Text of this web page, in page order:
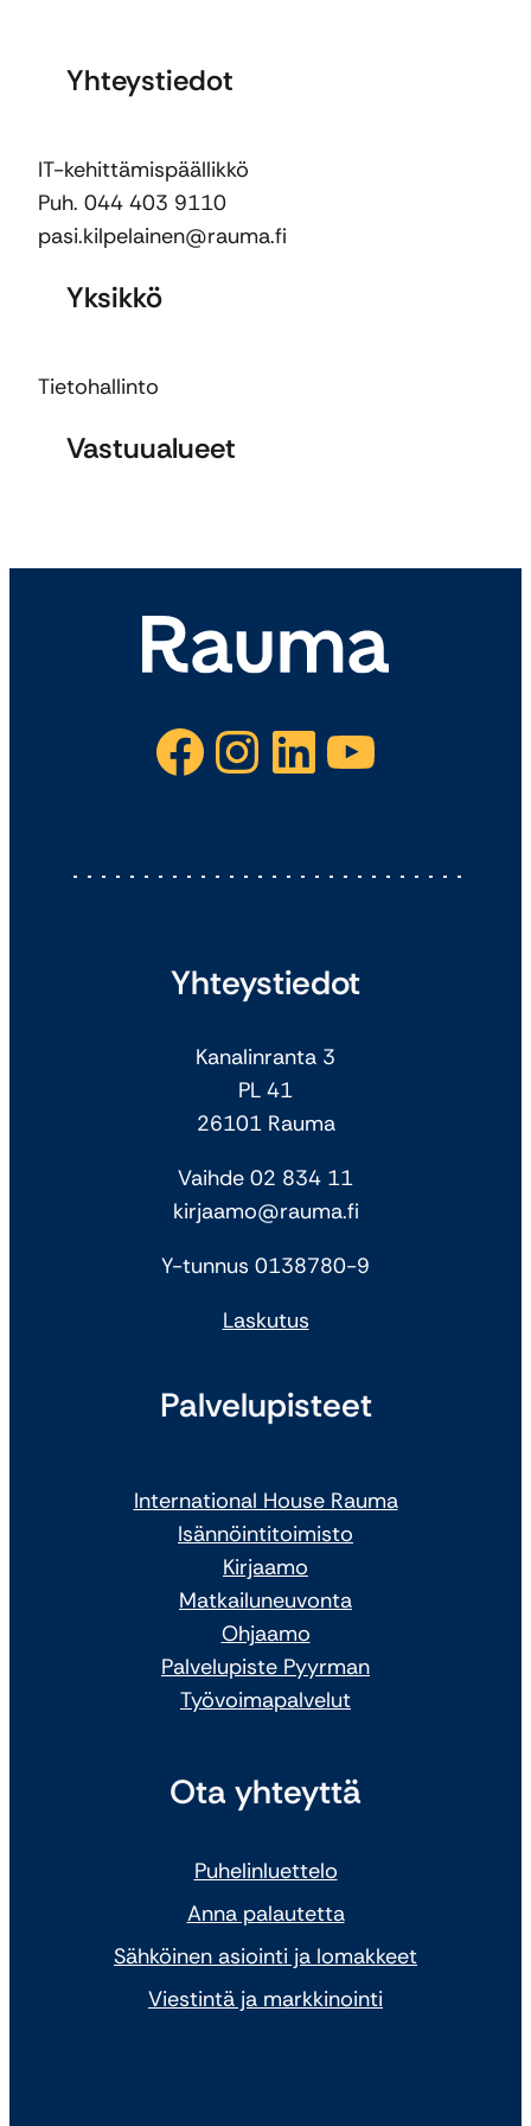
Yhteystiedot
IT-kehittämispäällikkö
Puh. 044 403 9110
pasi.kilpelainen@rauma.fi
Yksikkö
Tietohallinto
Vastuualueet
Facebook Instagram LinkedIn YouTube
Yhteystiedot
Kanalinranta 3
PL 41
26101 Rauma
Vaihde 02 834 11
kirjaamo@rauma.fi
Y-tunnus 0138780-9
Laskutus
Palvelupisteet
International House Rauma
Isännöintitoimisto
Kirjaamo
Matkailuneuvonta
Ohjaamo
Palvelupiste Pyyrman
Työvoimapalvelut
Ota yhteyttä
Puhelinluettelo
Anna palautetta
Sähköinen asiointi ja lomakkeet
Viestintä ja markkinointi